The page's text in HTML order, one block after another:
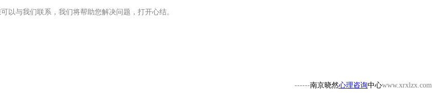
以与我们联系，我们将帮助您解决问题，打开心结。
------南京晓然心理咨询中心www.xrxlzx.com